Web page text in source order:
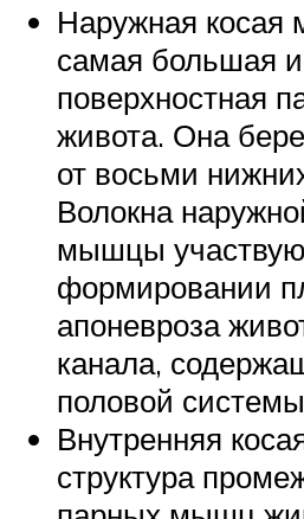
Наружная
самая большая
поверхностная
живота. Она
от восьми
Волокна
мышцы
формировании
апоневроза
канала,
половой
Внутренняя
структура